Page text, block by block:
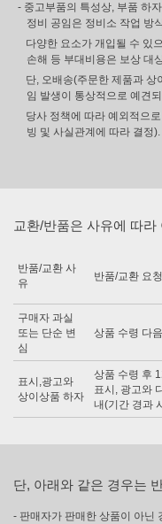
- 중고부품의 특성상, 부품 하
정비 공임은 정비소 작업 방
다양한 요소가 개입될 수 있
손해 등 부대비용은 보상 대
단, 오배송(주문한 제품과 상
임 발생이 통상적으로 예견
당사 정책에 따라 예외적으
빙 및 사실관계에 따라 결정).
교환/반품은 사유에 따
반품/교환 사
유
반품/교환 요
구매자 과실
또는 단순 변
심
상품 수령 다
표시,광고와
상이상품 하자
상품 수령 후
표시, 광고와
내(기간 경과
단, 아래와 같은 경우는
- 판매자가 판매한 상품이 아닌